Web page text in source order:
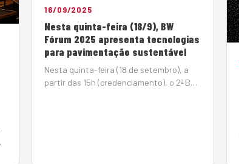
16/09/2025
Nesta quinta-feira (18/9), BW
Fórum 2025 apresenta tecnologias
para pavimentação sustentável
Nesta quinta-feira (18 de setembro), a
partir das 15h (credenciamento), o 2º BW